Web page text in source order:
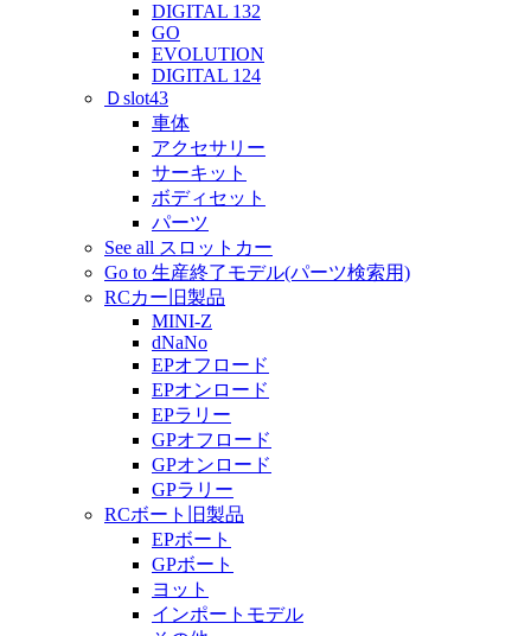
DIGITAL 132
GO
EVOLUTION
DIGITAL 124
Ｄslot43
車体
アクセサリー
サーキット
ボディセット
パーツ
See all スロットカー
Go to 生産終了モデル(パーツ検索用)
RCカー旧製品
MINI-Z
dNaNo
EPオフロード
EPオンロード
EPラリー
GPオフロード
GPオンロード
GPラリー
RCボート旧製品
EPボート
GPボート
ヨット
インポートモデル